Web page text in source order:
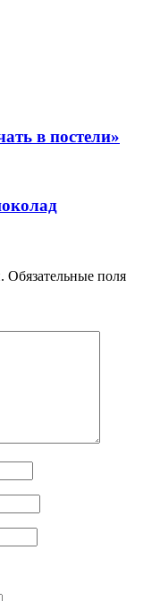
в постели»
Обязательные поля